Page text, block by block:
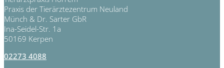
Praxis der Tierärztezentrum Neuland
Münch & Dr. Sarter GbR
Ina-Seidel-Str. 1a
50169 Kerpen
02273 4088